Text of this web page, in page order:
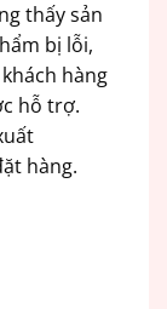
thấy sản
bị lỗi,
hàng
hỗ trợ.
hàng.